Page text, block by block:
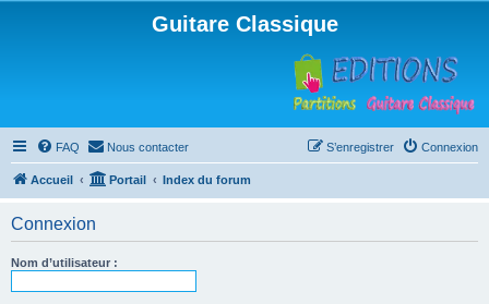
Guitare Classique
FAQ Nous contacter Connexion
S’enregistrer
Accueil Portail Index du forum
Connexion
Nom d’utilisateur :